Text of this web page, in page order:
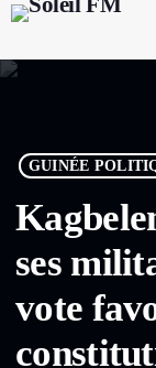
GUINÉE
ses
vote